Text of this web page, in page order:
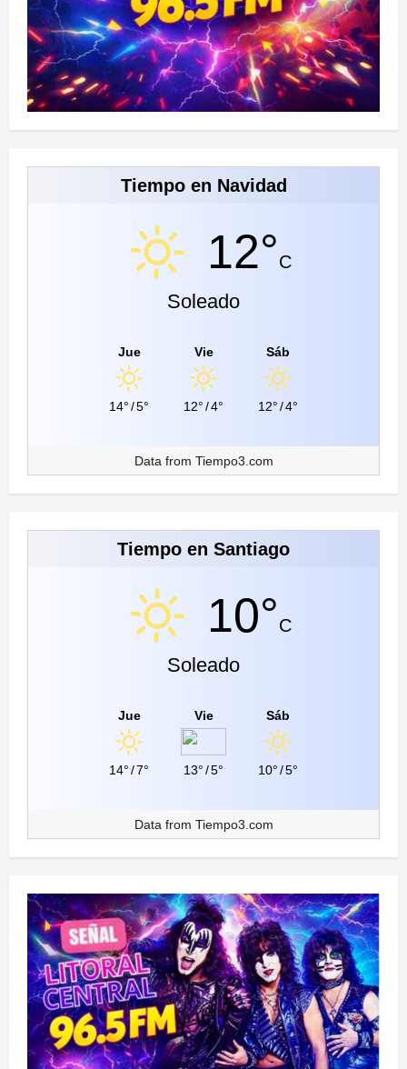
Tiempo en Navidad
12°C
Soleado
Jue
14°/5°
Vie
12°/4°
Sáb
12°/4°
Data from Tiempo3.com
Tiempo en Santiago
10°C
Soleado
Jue
14°/7°
Vie
13°/5°
Sáb
10°/5°
Data from Tiempo3.com